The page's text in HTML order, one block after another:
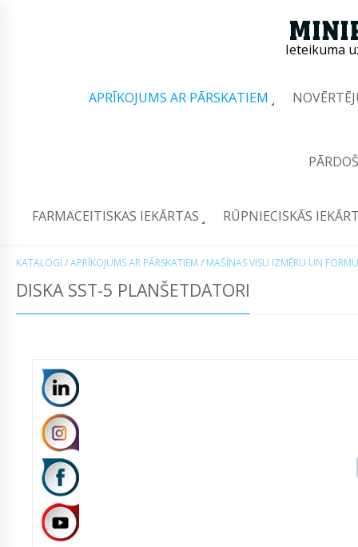
Ieteikuma
APRĪKOJUMS AR PĀRSKATIEM
FARMACEITISKAS IEKĀRTAS RŪPNIECISKĀS
KATALOGI /APRĪKOJUMS AR PĀRSKATIEM / MAŠĪNAS VISU IZMĒRU UN
DISKA SST-5 PLANŠETDATORI